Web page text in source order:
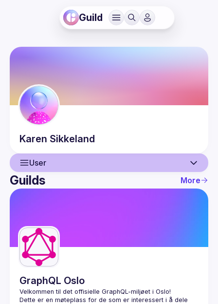
Guild
Karen Sikkeland
User
User
Guilds
Guilds More
GraphQL Oslo
Dette er en møteplass for de som er interessert i å dele